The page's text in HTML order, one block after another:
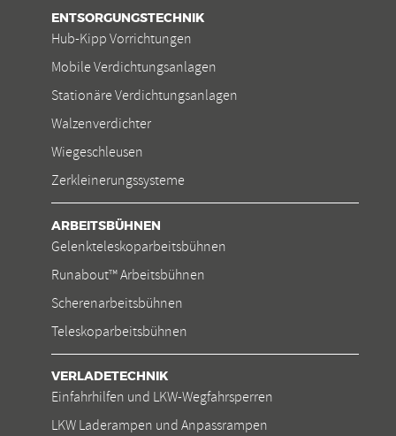
ENTSORGUNGSTECHNIK
Hub-Kipp Vorrichtungen
Mobile Verdichtungsanlagen
Stationäre Verdichtungsanlagen
Walzenverdichter
Wiegeschleusen
Zerkleinerungssysteme
ARBEITSBÜHNEN
Gelenkteleskoparbeitsbühnen
Runabout™ Arbeitsbühnen
Scherenarbeitsbühnen
Teleskoparbeitsbühnen
VERLADETECHNIK
Einfahrhilfen und LKW-Wegfahrsperren
LKW Laderampen und Anpassrampen